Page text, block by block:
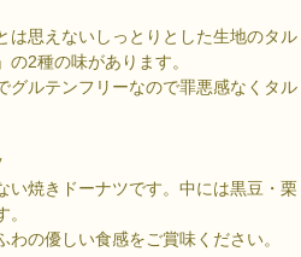
は思えないしっとりとした生地のタ
の2種の味があります。
グルテンフリーなので罪悪感なくタ
い焼きドーナツです。中には黒豆・
わの優しい食感をご賞味ください。